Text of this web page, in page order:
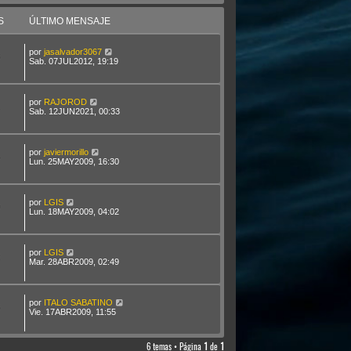
ÚLTIMO MENSAJE
por jasalvador3067
Sab. 07JUL2012, 19:19
por RAJOROD
Sab. 12JUN2021, 00:33
por javiermorillo
Lun. 25MAY2009, 16:30
por LGIS
Lun. 18MAY2009, 04:02
por LGIS
Mar. 28ABR2009, 02:49
por ITALO SABATINO
Vie. 17ABR2009, 11:55
6 temas • Página 1 de 1